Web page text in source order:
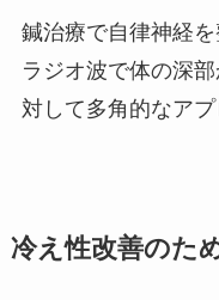
鍼治療で自律神経を
ラジオ波で体の深
対して多角的なア
冷え性改善のた